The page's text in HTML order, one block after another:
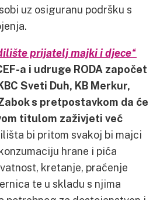
uz osiguranu podršku s
prijatelj majki i djece“
a i udruge RODA započet
Sveti Duh, KB Merkur,
s pretpostavkom da će
titulom zaživjeti već
bi pritom svakoj bi majci
hrane i pića
kretanje, praćenje
te u skladu s njima